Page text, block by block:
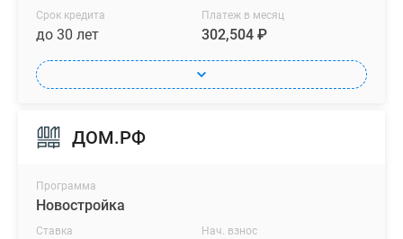
Срок кредита
до 30 лет
Платеж в месяц
302,504 ₽
ДОМ.РФ
Программа
Новостройка
Ставка Нач. взнос